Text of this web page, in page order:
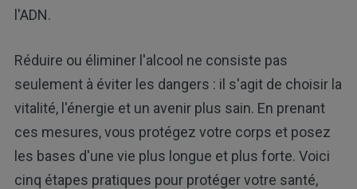
l'ADN.
Réduire ou éliminer l'alcool ne consiste pas
seulement à éviter les dangers : il s'agit de choisir la
vitalité, l'énergie et un avenir plus sain. En prenant
ces mesures, vous protégez votre corps et posez
les bases d'une vie plus longue et plus forte. Voici
cinq étapes pratiques pour protéger votre santé,